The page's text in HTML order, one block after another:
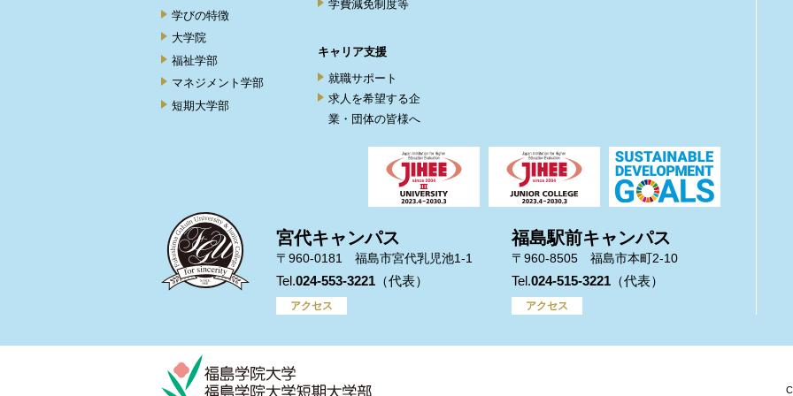
学びの特徴
大学院
福祉学部
マネジメント学部
短期大学部
学費減免制度等
キャリア支援
就職サポート
求人を希望する企
業・団体の皆様へ
宮代キャンパス
〒960-0181 福島市宮代乳児池1-1
024-553-3221
アクセス
福島駅前キャンパス
〒960-8505 福島市本町2-10
024-515-3221
アクセス